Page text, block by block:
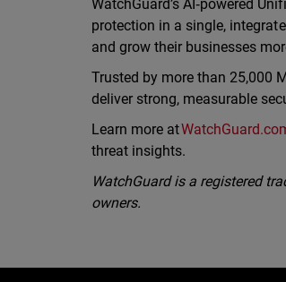
WatchGuard’s AI‑powered
protection in a single,
and grow their businesses
Trusted by more than 25,000
deliver strong, measurable
Learn more at
threat insights.
WatchGuard is a registered
owners.